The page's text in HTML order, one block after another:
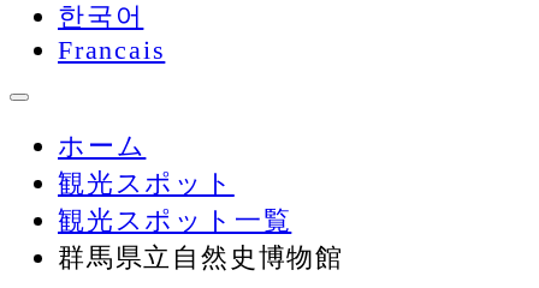
한국어
Francais
ホーム
観光スポット
観光スポット一覧
群馬県立自然史博物館